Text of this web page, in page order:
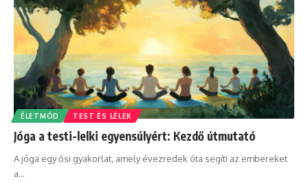
ÉLETMÓD TEST ÉS LÉLEK
Jóga a testi-lelki egyensúlyért: Kezdő útmutató
A jóga egy ősi gyakorlat, amely évezredek óta segíti az embereket
a…